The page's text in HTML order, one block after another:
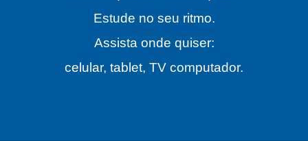
Estude no seu ritmo.
Assista onde quiser:
celular, tablet, TV computador.